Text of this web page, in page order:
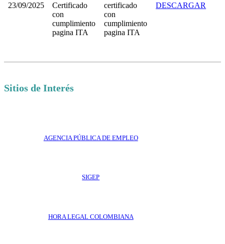
23/09/2025
Certificado
con
cumplimiento
pagina ITA
certificado
con
cumplimiento
pagina ITA
DESCARGAR
Sitios de Interés
AGENCIA PÚBLICA DE EMPLEO
SIGEP
HORA LEGAL COLOMBIANA